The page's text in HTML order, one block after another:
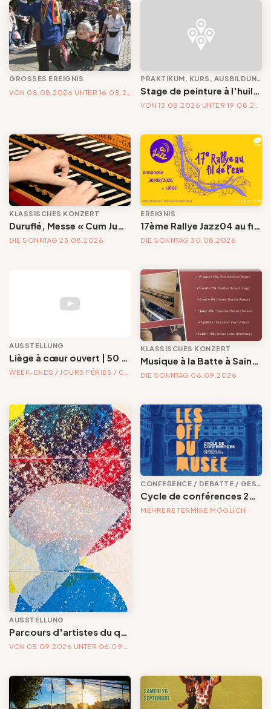
GROSSES EREIGNIS
PRAKTIKUM, KURS, AUSBILDUNG UND WORKSHOP
Stage de peinture à l'huile aux glacis | Un été en couleurs
KLASSISCHES KONZERT
Duruflé, Messe « Cum Jubilo »
DIE SONNTAG 23.08.2026
EREIGNIS
17ème Rallye Jazz04 au fil de l'eau
DIE SONNTAG 30.08.2026
AUSSTELLUNG
Liège à cœur ouvert | 50 ans de chirurgie cardiaque universitaire
KLASSISCHES KONZERT
Musique à la Batte à Saint-Barthélemy : orgue et carillon | Evènements musicaux et/ou visites guidées des fonts baptismaux et des deux instruments historiques.
DIE SONNTAG 06.09.2026
AUSSTELLUNG
Parcours d'artistes du quartier St-Laurent-Liège
MEHRERE TERMINE MÖGLICH